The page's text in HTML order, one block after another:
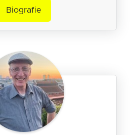
Biografie